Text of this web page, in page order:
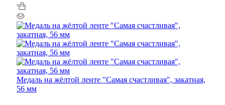
Медаль на жёлтой ленте "Самая счастливая", закатная,
56 мм